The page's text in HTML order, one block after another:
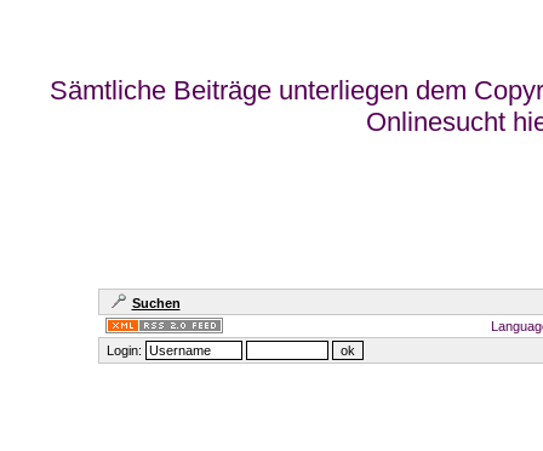
Sämtliche Beiträge unterliegen dem
Onlinesucht
Suchen
Login: